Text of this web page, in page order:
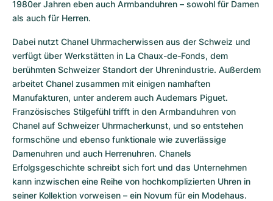
1980er Jahren eben auch Armbanduhren – sowohl für Damen
als auch für Herren.
Dabei nutzt Chanel Uhrmacherwissen aus der Schweiz und
verfügt über Werkstätten in La Chaux-de-Fonds, dem
berühmten Schweizer Standort der Uhrenindustrie. Außerdem
arbeitet Chanel zusammen mit einigen namhaften
Manufakturen, unter anderem auch Audemars Piguet.
Französisches Stilgefühl trifft in den Armbanduhren von
Chanel auf Schweizer Uhrmacherkunst, und so entstehen
formschöne und ebenso funktionale wie zuverlässige
Damenuhren und auch Herrenuhren. Chanels
Erfolgsgeschichte schreibt sich fort und das Unternehmen
kann inzwischen eine Reihe von hochkomplizierten Uhren in
seiner Kollektion vorweisen – ein Novum für ein Modehaus.